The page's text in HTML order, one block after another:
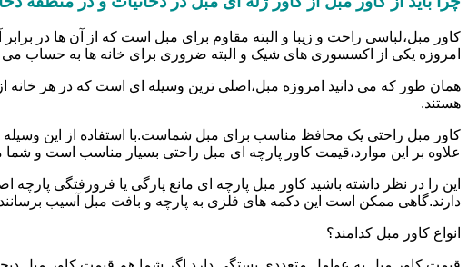
کاور مبل،لباسی راحت و زیبا و البته مقاوم برای مبل است که از آن ها در
امروزه یکی از اکسسوری های شیک و البته ضروری برای خانه ها به حساب می
همان طور که می دانید امروزه مبل،اصلی ترین وسیله ای است که در هر
هستند.
کاور مبل راحتی یک محافظ مناسب برای مبل شماست.با استفاده از این
علاوه بر این موارد،قیمت کاور پارچه ای مبل راحتی بسیار مناسب است و
این را در نظر داشته باشید کاور مبل پارچه ای مانع پارگی یا فرورفتگی
دارند.گاهی ممکن است این دکمه های فلزی به پارچه و بافت مبل آسیب
انواع کاور مبل کدامند؟